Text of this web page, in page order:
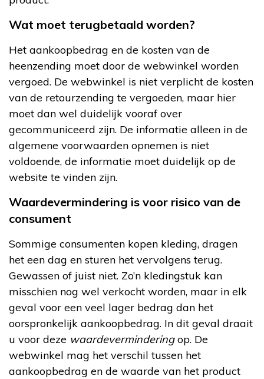
Wat moet terugbetaald worden?
Het aankoopbedrag en de kosten van de
heenzending moet door de webwinkel worden
vergoed. De webwinkel is niet verplicht de kosten
van de retourzending te vergoeden, maar hier
moet dan wel duidelijk vooraf over
gecommuniceerd zijn. De informatie alleen in de
algemene voorwaarden opnemen is niet
voldoende, de informatie moet duidelijk op de
website te vinden zijn.
Waardevermindering is voor risico van de
consument
Sommige consumenten kopen kleding, dragen
het een dag en sturen het vervolgens terug.
Gewassen of juist niet. Zo’n kledingstuk kan
misschien nog wel verkocht worden, maar in elk
geval voor een veel lager bedrag dan het
oorspronkelijk aankoopbedrag. In dit geval draait
u voor deze waardeverminderingop. De
webwinkel mag het verschil tussen het
aankoopbedrag en de waarde van het product